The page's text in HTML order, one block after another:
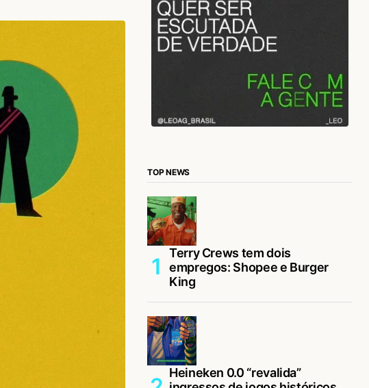
TOP NEWS
Terry Crews tem dois
empregos: Shopee e Burger
King
Heineken 0.0 “revalida”